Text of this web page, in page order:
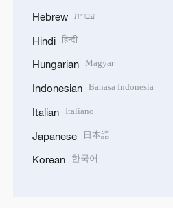
Hebrew עברית
Hindi हिन्दी
Hungarian Magyar
Indonesian Bahasa Indonesia
Italian Italiano
Japanese 日本語
Korean 한국어